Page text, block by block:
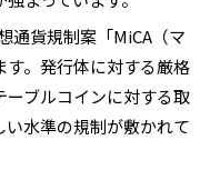
通貨規制案「MiCA（マ
。発行体に対する厳格
ブルコインに対する取
水準の規制が敷かれて